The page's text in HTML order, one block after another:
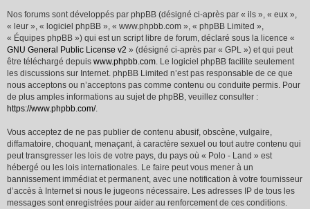
Nos forums sont développés par phpBB (désigné ci-après par « ils », « eux »,
« leur », « logiciel phpBB », « www.phpbb.com », « phpBB Limited »,
« Équipes phpBB ») qui est un script libre de forum, déclaré sous la licence «
GNU General Public License v2 » (désigné ci-après par « GPL ») et qui peut
être téléchargé depuis www.phpbb.com. Le logiciel phpBB facilite seulement
les discussions sur Internet. phpBB Limited n’est pas responsable de ce que
nous acceptons ou n’acceptons pas comme contenu ou conduite permis. Pour
de plus amples informations au sujet de phpBB, veuillez consulter :
https://www.phpbb.com/.
Vous acceptez de ne pas publier de contenu abusif, obscène, vulgaire,
diffamatoire, choquant, menaçant, à caractère sexuel ou tout autre contenu qui
peut transgresser les lois de votre pays, du pays où « Polo - Land » est
hébergé ou les lois internationales. Le faire peut vous mener à un
bannissement immédiat et permanent, avec une notification à votre fournisseur
d’accès à Internet si nous le jugeons nécessaire. Les adresses IP de tous les
messages sont enregistrées pour aider au renforcement de ces conditions.